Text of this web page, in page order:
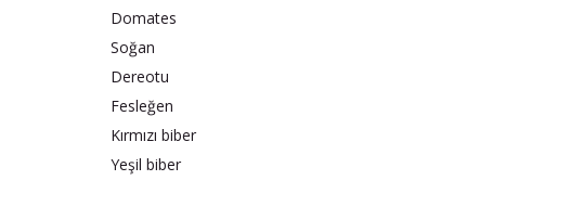
Domates
Soğan
Dereotu
Fesleğen
Kırmızı biber
Yeşil biber